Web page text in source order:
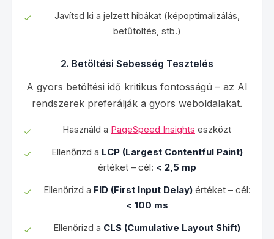
Javítsd ki a jelzett hibákat (képoptimalizálás,
betűtöltés, stb.)
2. Betöltési Sebesség Tesztelés
A gyors betöltési idő kritikus fontosságú – az AI
rendszerek preferálják a gyors weboldalakat.
Használd a PageSpeed Insights eszközt
Ellenőrizd a LCP (Largest Contentful Paint)
értéket – cél: < 2,5 mp
Ellenőrizd a FID (First Input Delay)értéket – cél:
< 100 ms
Ellenőrizd a CLS (Cumulative Layout Shift)